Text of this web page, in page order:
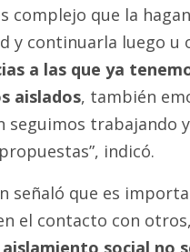
complejo que la
y continuarla luego u
a las que ya
aislados, también
seguimos trabajando
indicó.
señaló que es
el contacto con
aislamiento social no